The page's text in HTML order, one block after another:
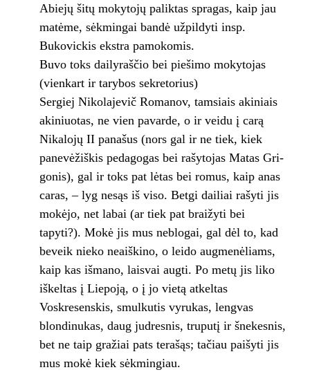
Abiejų šitų mokytojų paliktas spragas, kaip jau
matėme, sėkmingai bandė užpildyti insp.
Bukovickis ekstra pamokomis.
Buvo toks dailyraščio bei piešimo moky­tojas
(vienkart ir tarybos sekretorius)
Sergiej Nikolajevič Romanov, tamsiais akiniais
aki­niuotas, ne vien pavarde, o ir veidu į carą
Nikalojų II panašus (nors gal ir ne tiek, kiek
panevėžiškis pedagogas bei rašytojas Matas Gri­
gonis), gal ir toks pat lėtas bei romus, kaip anas
caras, – lyg nesąs iš viso. Betgi dailiai rašyti jis
mokėjo, net labai (ar tiek pat brai­žyti bei
tapyti?). Mokė jis mus neblogai, gal dėl to, kad
beveik nieko neaiškino, o leido aug­menėliams,
kaip kas išmano, laisvai augti. Po metų jis liko
iškeltas į Liepoją, o į jo vietą atkeltas
Voskresenskis, smulkutis vyrukas, lengvas
blondinukas, daug judresnis, truputį ir šnekesnis,
bet ne taip gražiai pats terašąs; tačiau paišyti jis
mus mokė kiek sėkmingiau.